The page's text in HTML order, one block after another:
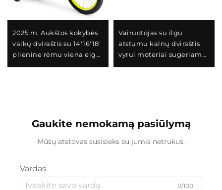
2025 m. Aukštos kokybės
vaikų dviraštis su 14'16'18'
plienine rėmu viena eiga
Vairuotojas su ilgu
atstumu kalnų dviraštis
vyrui moteriai sugeriamas
Gaukite nemokamą pasiūlymą
Mūsų atstovas susisieks su jumis netrukus.
Vardas
0/100